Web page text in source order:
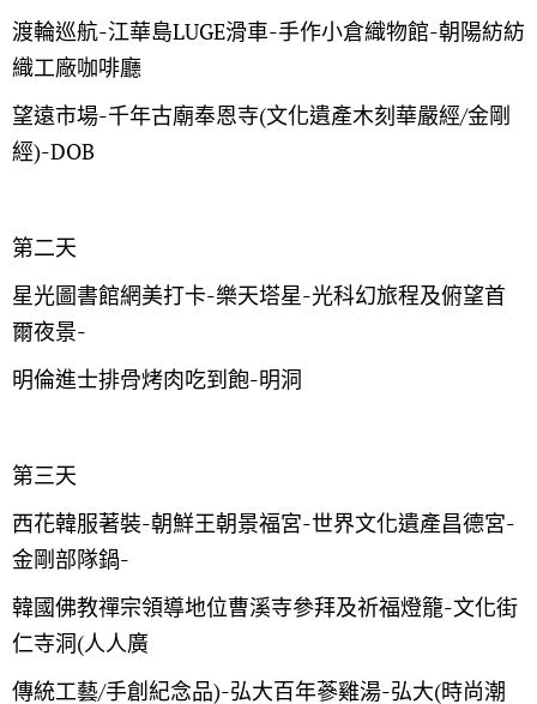
渡輪巡航-江華島LUGE滑車-手作小倉織物館-朝陽紡紡
織工廠咖啡廳
望遠市場-千年古廟奉恩寺(文化遺產木刻華嚴經/金剛
經)-DOB
第二天
星光圖書館網美打卡-樂天塔星-光科幻旅程及俯望首
爾夜景-
明倫進士排骨烤肉吃到飽-明洞
第三天
西花韓服著裝-朝鮮王朝景福宮-世界文化遺產昌德宮-
金剛部隊鍋-
韓國佛教禪宗領導地位曹溪寺參拜及祈福燈籠-文化街
仁寺洞(人人廣
傳統工藝/手創紀念品)-弘大百年蔘雞湯-弘大(時尚潮